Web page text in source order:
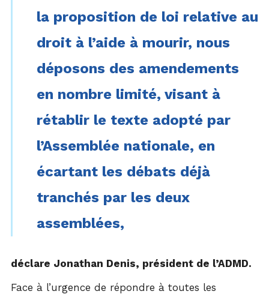
la proposition de loi relative au
droit à l’aide à mourir, nous
déposons des amendements
en nombre limité, visant à
rétablir le texte adopté par
l’Assemblée nationale, en
écartant les débats déjà
tranchés par les deux
assemblées,
déclare Jonathan Denis, président de l’ADMD.
Face à l’urgence de répondre à toutes les